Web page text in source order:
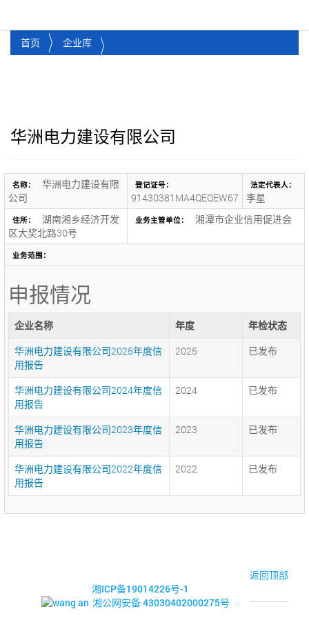
首页 企业库
华洲电力建设有限公司
名称：
华洲电力建设有限
公司
登记证号：
91430381MA4QEQEW67
法定代表人：
李星
住所：
湖南湘乡经济开发
区大奖北路30号
业务主管单位： 湘潭市企业信用促进会
业务范围：
申报情况
企业名称 年度
年检状态
华洲电力建设有限公司2025年度信
用报告
2025 已发布
华洲电力建设有限公司2024年度信
用报告
2024 已发布
华洲电力建设有限公司2023年度信
用报告
2023 已发布
华洲电力建设有限公司2022年度信
用报告
2022 已发布
返回顶部
湘ICP备19014226号-1
湘公网安备 43030402000275号